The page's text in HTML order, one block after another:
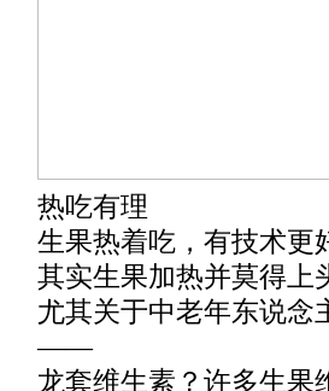
热吃有理
生果热着吃，有技术更
其实生果加热并莫得上
尤其关于中老年东说念
——
龙套维生素？许多生果